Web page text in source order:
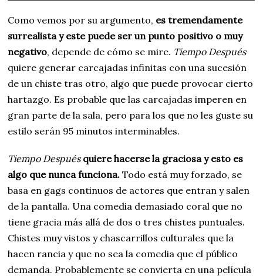
Como vemos por su argumento, es tremendamente
surrealista y este puede ser un punto positivo o muy
negativo, depende de cómo se mire. Tiempo Después
quiere generar carcajadas infinitas con una sucesión
de un chiste tras otro, algo que puede provocar cierto
hartazgo. Es probable que las carcajadas imperen en
gran parte de la sala, pero para los que no les guste su
estilo serán 95 minutos interminables.
Tiempo Después quiere hacerse la graciosa y esto es
algo que nunca funciona. Todo está muy forzado, se
basa en gags continuos de actores que entran y salen
de la pantalla. Una comedia demasiado coral que no
tiene gracia más allá de dos o tres chistes puntuales.
Chistes muy vistos y chascarrillos culturales que la
hacen rancia y que no sea la comedia que el público
demanda. Probablemente se convierta en una película